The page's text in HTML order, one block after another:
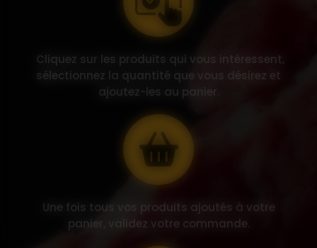
Cliquez sur les produits qui vous intéressent,
sélectionnez la quantité que vous désirez et
ajoutez-les au panier.
Une fois tous vos produits ajoutés à votre
panier, validez votre commande.